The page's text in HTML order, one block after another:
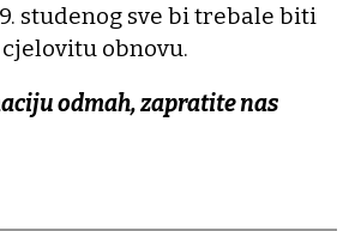
studenog sve bi trebale biti
obnovu.
odmah, zapratite nas